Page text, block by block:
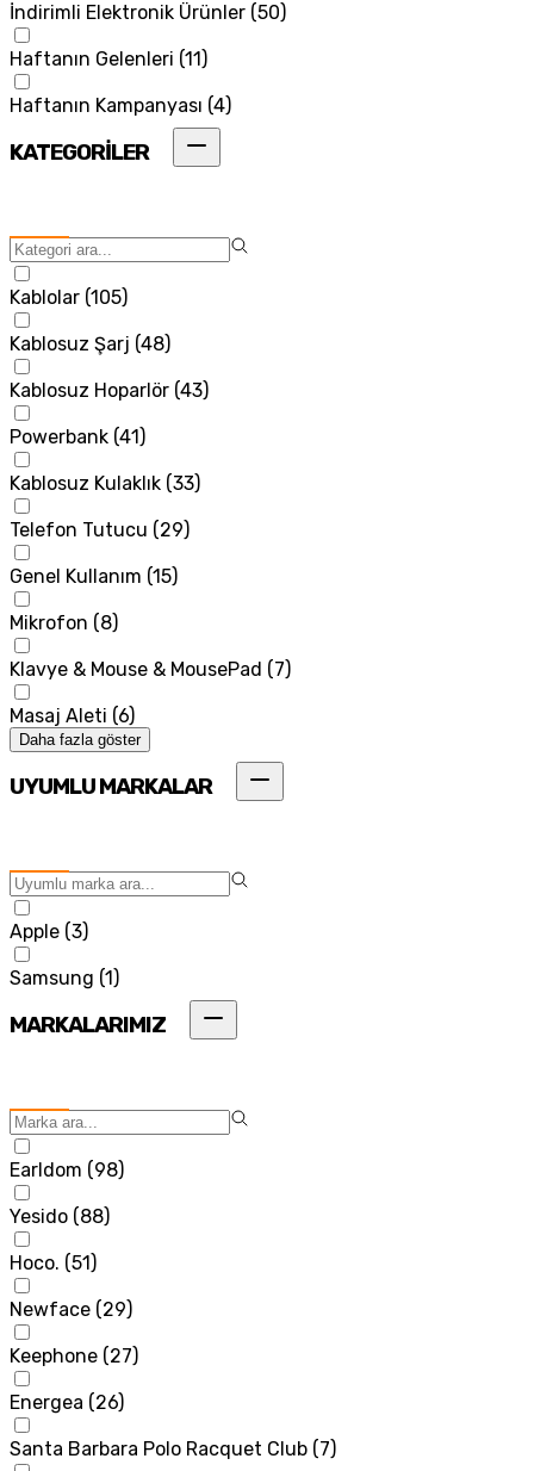
İndirimli Elektronik Ürünler (50)
Haftanın Gelenleri (11 )
Haftanın Kampanyası (4)
KATEGORİLER
Kablolar (105)
Kablosuz Şarj (48)
Kablosuz Hoparlör (43)
Powerbank (41)
Kablosuz Kulaklık (33)
Telefon Tutucu (29)
Genel Kullanım (15)
Mikrofon (8)
Klavye & Mouse & MousePad (7)
Masaj Aleti (6)
Daha fazla göster
UYUMLU MARKALAR
Apple (3)
Samsung (1)
MARKALARIMIZ
Earldom (98)
Yesido (88)
Hoco. (51)
Newface (29)
Keephone (27)
Energea (26)
Santa Barbara Polo Racquet Club (7)